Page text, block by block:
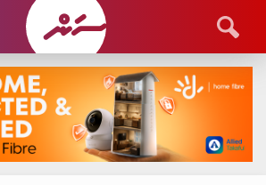
SSTV LIVE